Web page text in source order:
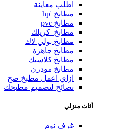
اطلب معاينة
مطابخ hpl
مطابخ pvc
مطابخ اكريلك
مطابخ بولي لاك
مطابخ جاهزة
مطابخ كلاسيك
مطابخ مودرن
ازاي اعمل مطبخ صح
نصائح لتصميم مطبخك
أثاث منزلي
غرف نوم